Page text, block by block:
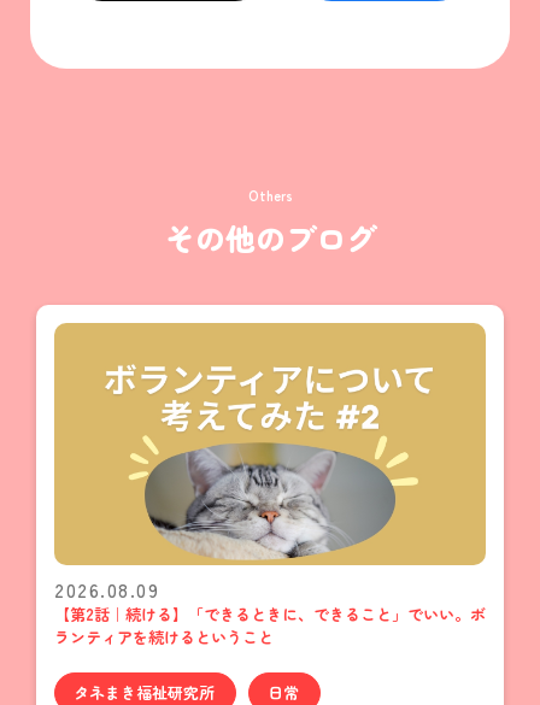
Others
その他のブログ
2026.08.09
【第2話｜続ける】「できるときに、できること」でいい。ボ
ランティアを続けるということ
タネまき福祉研究所 日常